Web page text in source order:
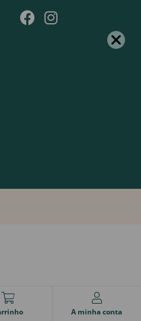
A minha conta